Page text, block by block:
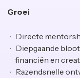
Groei
Directe
Diepgaande
financiën en
Razendsnelle